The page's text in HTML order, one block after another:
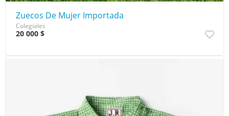
Zuecos De Mujer Importada
Colegiales
20 000 $